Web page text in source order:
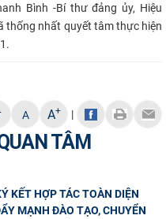
Bình -Bí thư đảng ủy, Hiệu
thống nhất quyết tâm thực hiện
- A A+ |
TÂM
KẾT HỢP TÁC TOÀN DIỆN
MẠNH ĐÀO TẠO, CHUYỂN